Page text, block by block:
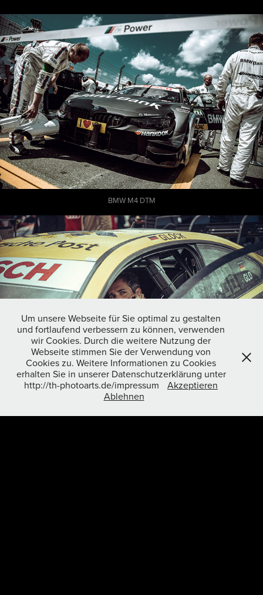
BMW M4 DTM
Timo Glock
Um unsere Webseite für Sie optimal zu gestalten
und fortlaufend verbessern zu können, verwenden
wir Cookies. Durch die weitere Nutzung der
Webseite stimmen Sie der Verwendung von
Cookies zu. Weitere Informationen zu Cookies
erhalten Sie in unserer Datenschutzerklärung unter
http://th-photoarts.de/impressum
Akzeptieren
Ablehnen